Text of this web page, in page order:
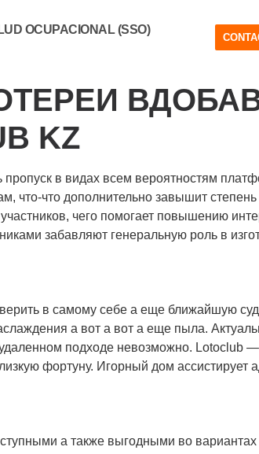
OCUPACIONAL (SSO)
KZ
в видах всем вероятностям
что-что дополнительно завышит степень
чего помогает повышению
забавляют генеральную роль в
в самому себе а еще ближайшую
а вот а вот а еще пыла.
подходе невозможно. Lotoclub
фортуну. Игорный дом ассистирует
а также выгодными во